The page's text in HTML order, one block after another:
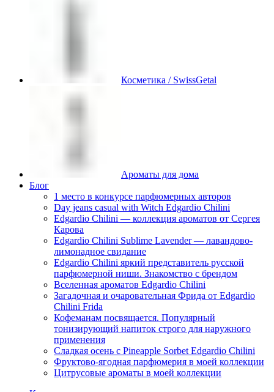
Косметика / SwissGetal
Ароматы для дома
Блог
1 место в конкурсе парфюмерных авторов
Day jeans casual with Witch Edgardio Chilini
Edgardio Chilini — коллекция ароматов от Сергея
Карова
Edgardio Chilini Sublime Lavender — лавандово-
лимонадное свидание
Edgardio Chilini яркий представитель русской
парфюмерной ниши. Знакомство с брендом
Вселенная ароматов Edgardio Chilini
Загадочная и очаровательная Фрида от Edgardio
Chilini Frida
Кофеманам посвящается. Популярный
тонизирующий напиток строго для наружного
применения
Сладкая осень с Pineapple Sorbet Edgardio Chilini
Фруктово-ягодная парфюмерия в моей коллекции
​Цитрусовые ароматы в моей коллекции